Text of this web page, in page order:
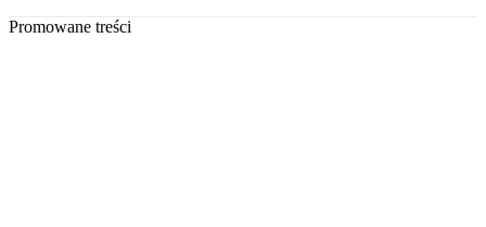
Promowane treści